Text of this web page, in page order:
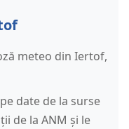
meteo din Iertof,
date de la surse
de la ANM și le